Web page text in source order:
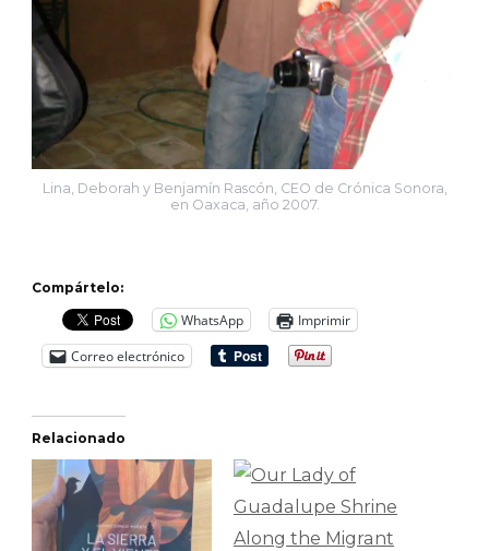
Lina, Deborah y Benjamín Rascón, CEO de Crónica Sonora,
en Oaxaca, año 2007.
Compártelo:
WhatsApp
Imprimir
Correo electrónico
Relacionado